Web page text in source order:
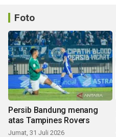
Foto
Persib Bandung menang
atas Tampines Rovers
Jumat, 31 Juli 2026